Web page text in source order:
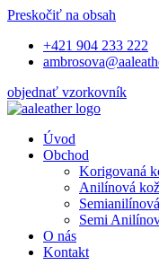
Preskočiť na obsah
+421 904 233 222
objednať vzorkovník
Úvod
Obchod
Korigovaná
Anilínová
Semi
O nás
Kontakt